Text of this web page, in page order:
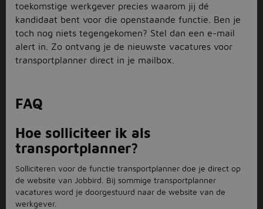
toekomstige werkgever precies waarom jij dé
kandidaat bent voor die openstaande functie. Ben je
toch nog niets tegengekomen? Stel dan een e-mail
alert in. Zo ontvang je de nieuwste vacatures voor
transportplanner direct in je mailbox.
FAQ
Hoe solliciteer ik als
transportplanner?
Solliciteren voor de functie transportplanner doe je direct op
de website van Jobbird. Bij sommige transportplanner
vacatures word je doorgestuurd naar de website van de
werkgever.